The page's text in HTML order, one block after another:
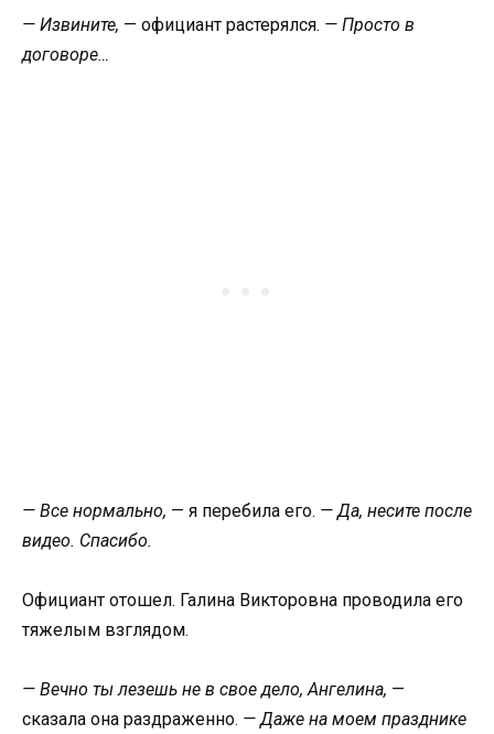
— Извините, — официант растерялся. — Просто в
договоре…
— Все нормально, — я перебила его. — Да, несите после
видео. Спасибо.
Официант отошел. Галина Викторовна проводила его
тяжелым взглядом.
— Вечно ты лезешь не в свое дело, Ангелина, —
сказала она раздраженно. — Даже на моем празднике